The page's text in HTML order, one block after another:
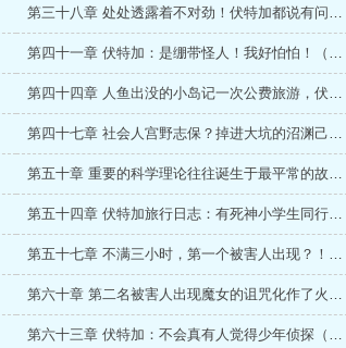
第三十八章 处处透露着不对劲！伏特加都说有问题！（求追读！）
第四十一章 伏特加：是绷带怪人！我好怕怕！（求追读求票票！）
第四十四章 人鱼出没的小岛记一次公费旅游，伏特加 （求追读！）
第四十七章 社会人宫野志保？掉进大坑的沼渊己一郎？名侦探毛利小五郎？
第五十章 重要的科学理论往往诞生于最平常的故事：毛利反证法！毛利排除法！
第五十四章 伏特加旅行日志：有死神小学生同行，旅行个吉尔啊！来事件了！
第五十七章 不满三小时，第一个被害人出现？！伏特加和死神一家的旅行日志！
第六十章 第二名被害人出现魔女的诅咒化作了火球！
第六十三章 伏特加：不会真有人觉得少年侦探（作死）团会安分吧？